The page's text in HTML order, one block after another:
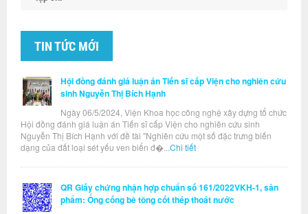
TIN TỨC MỚI
Hội đồng đánh giá luận án Tiến sĩ cấp Viện cho nghiên cứu
sinh Nguyễn Thị Bích Hạnh
Ngày 06/5/2024, Viện Khoa học công nghệ xây dựng tổ chức
Hội đồng đánh giá luận án Tiến sĩ cấp Viện cho nghiên cứu sinh
Nguyễn Thị Bích Hạnh với đề tài "Nghiên cứu một số đặc trưng biến
dạng của đất loại sét yếu ven biển đ�... Chi tiết
QR Giấy chứng nhận hợp chuẩn số 161/2022VKH-1, sản
phẩm: Ống cống bê tông cốt thép thoát nước